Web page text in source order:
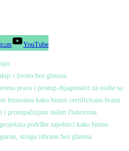
YouTube
i životu bez glutena
prava i pristup dijagnostici za osobe sa
biznisima kako bismo certificiranu hranu
i pristupačnijom našim članovima
podrške zajednici kako bismo
strogu ishranu bez glutena